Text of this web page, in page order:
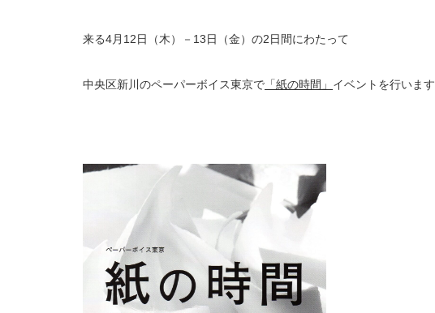
来る4月12日（木）－13日（金）の2日間にわたって
中央区新川のペーパーボイス東京で 「紙の時間」 イベントを行います